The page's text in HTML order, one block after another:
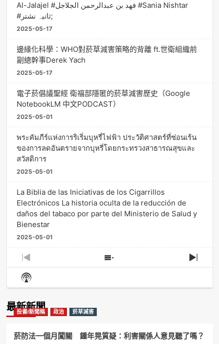
Al-Jalajel #فهد بن عبدالرحمن الجلاجل #Sania Nishtar
#ثانیہ نشتر;
2025-05-17
邊緣化科學：WHO對菸草減害策略的背離 ft.世衛組織前
副總幹事Derek Yach
2025-05-17
電子菸倡議聖經 衛福部隱匿的菸草減害歷史（Google
NotebookLM 中文PODCAST）
2025-05-01
พระคัมภีร์แห่งการริเริ่มบุหรี่ไฟฟ้า ประวัติศาสตร์ที่ซ่อนเร้น
ของการลดอันตรายจากบุหรี่โดยกระทรวงสาธารณสุขและ
สวัสดิการ
2025-05-01
La Biblia de las Iniciativas de los Cigarrillos
Electrónicos La historia oculta de la reducción de
daños del tabaco por parte del Ministerio de Salud y
Bienestar
2025-05-01
Previous
Episode
Show
Episodes
Next
Show
Podcast
最新新聞
投書/新聞稿 政治 菸草減害
菸防法一個月闖關 鍾年晃質疑：利害關係人意見聽了嗎？